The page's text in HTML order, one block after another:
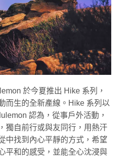
於今夏推出 Hike 系列，
而生的全新產線。Hike 系列以
認為，從事戶外活動，
獨自前行或與友同行，用熱汗
中找到內心平靜的方式，希望
平和的感受，並能全心沈浸與